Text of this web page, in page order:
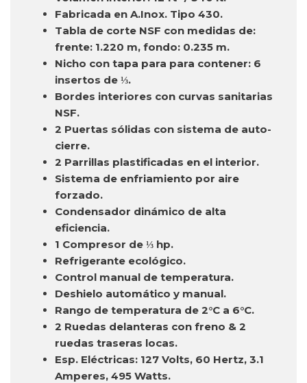
Fabricada en A.Inox. Tipo 430.
Tabla de corte NSF con medidas de:
frente: 1.220 m, fondo: 0.235 m.
Nicho con tapa para para contener: 6
insertos de ⅓.
Bordes interiores con curvas sanitarias
NSF.
2 Puertas sólidas con sistema de auto-
cierre.
2 Parrillas plastificadas en el interior.
Sistema de enfriamiento por aire
forzado.
Condensador dinámico de alta
eficiencia.
1 Compresor de ⅓ hp.
Refrigerante ecológico.
Control manual de temperatura.
Deshielo automático y manual.
Rango de temperatura de 2°C a 6°C.
2 Ruedas delanteras con freno & 2
ruedas traseras locas.
Esp. Eléctricas: 127 Volts, 60 Hertz, 3.1
Amperes, 495 Watts.